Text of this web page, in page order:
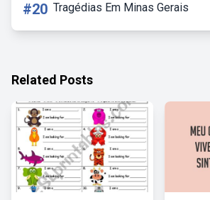
#20 Tragédias Em Minas Gerais
Related Posts